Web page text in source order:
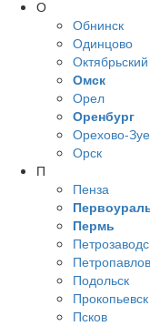
О
Обнинск
Одинцово
Октябрьский
Омск
Орел
Оренбург
Орехово-
Орск
П
Пенза
Пермь
Подольск
Прокопьевск
Псков